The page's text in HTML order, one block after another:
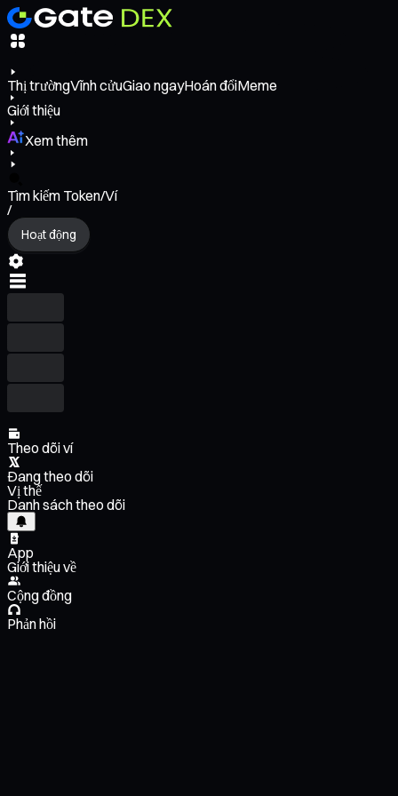
Thị trườngVĩnh cửuGiao ngayHoán đổiMeme
Giới thiệu
Xem thêm
Tìm kiếm Token/Ví
/
Hoạt động
Theo dõi ví
Đang theo dõi
Vị thế
Danh sách theo dõi
App
Giới thiệu về
Cộng đồng
Phản hồi